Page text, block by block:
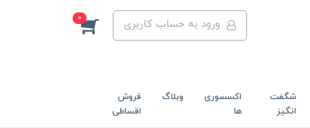
ورود به حساب کاربری 0
شگفت
انگیز
اکسسوری
ها
وبلاگ
فروش
اقساطی